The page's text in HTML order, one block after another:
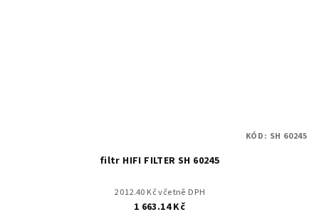
filtr HIFI FILTER SH 60245
2 012.40 Kč včetně DPH
1 663.14 Kč
KÓD: SH 60245